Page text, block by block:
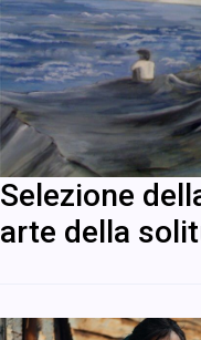
Selezione
arte della